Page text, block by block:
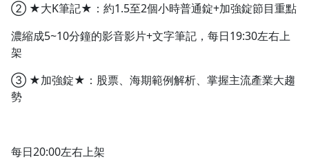
② ★大K筆記★：約1.5至2個小時普通錠+加強錠節目重點
濃縮成5~10分鐘的影音影片+文字筆記，每日19:30左右上
架
③ ★加強錠★：股票、海期範例解析、掌握主流產業大趨
勢
每日20:00左右上架